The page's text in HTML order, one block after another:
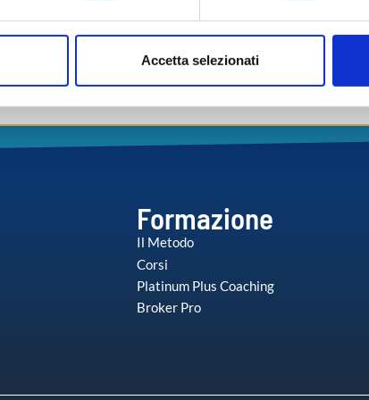
in qualsiasi momento dalla Dichiarazione sui cookie.
Accetta selezionati
Formazione
Il Metodo
Corsi
Platinum Plus Coaching
Broker Pro